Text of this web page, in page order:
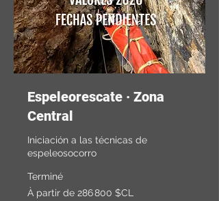
Espeleorescate · Zona
Central
Iniciación a las técnicas de
espeleosocorro
Terminé
À
partir
À partir de 286 800 $CL